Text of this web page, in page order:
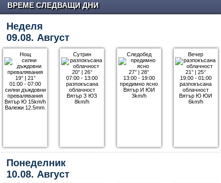
ВРЕМЕ СЛЕДВАЩИ ДНИ
Неделя
09.08. Август
Нощ
19°| 21°
01:00 - 07:00
силни дъждовни
превалявания
Вятър Ю 15km/h
Валежи 12.5mm.
Сутрин
20°| 26°
07:00 - 13:00
разпокъсана
облачност
Вятър З ЮЗ
8km/h
Следобед
27° |28°
13:00 - 19:00
предимно ясно
Вятър И ЮИ
3km/h
Вечер
21° |25°
19:00 - 01:00
разпокъсана
облачност
Вятър Ю ЮИ
6km/h
Понеделник
10.08. Август